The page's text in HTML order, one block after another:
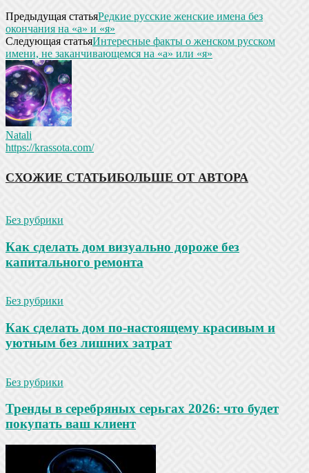
Предыдущая статьяРедкие русские женские имена без
окончания на «а» и «я»
Следующая статьяИнтересные факты о женском русском
имени, не заканчивающемся на «а» или «я»
Natali
https://krassota.com/
СХОЖИЕ СТАТЬИБОЛЬШЕ ОТ АВТОРА
Без рубрики
Как сделать дом визуально дороже без
капитального ремонта
Без рубрики
Как сделать дом по-настоящему красивым и
уютным без лишних затрат
Без рубрики
Тренды в серебряных серьгах 2026: что будет
покупать ваш клиент